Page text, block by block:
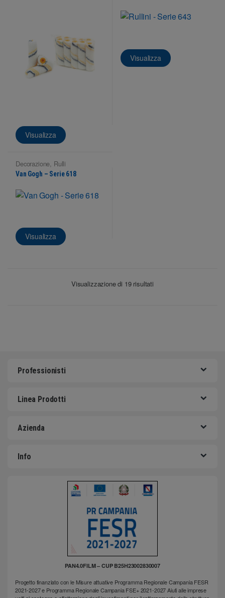
Visualizza
Visualizza
Decorazione Rulli
Van Gogh – Serie 618
Visualizza
Visualizzazione di 19 risultati
Professionisti
Linea Prodotti
Azienda
Info
PAN4.0FILM – CUP B25H23002830007
Progetto finanziato con le Misure attuative Programma Regionale Campania FESR
2021-2027 e Programma Regionale Campania FSE+ 2021-2027 Aiuti alle imprese